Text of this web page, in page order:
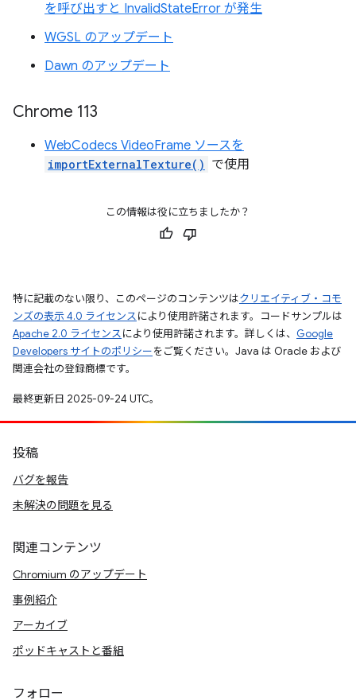
を呼び出すと InvalidStateError が発生
WGSL のアップデート
Dawn のアップデート
Chrome 113
WebCodecs VideoFrame ソースを
importExternalTexture() で使用
この情報は役に立ちましたか？
特に記載のない限り、このページのコンテンツはクリエイティブ・コモ
ンズの表示 4.0 ライセンスにより使用許諾されます。コードサンプルは
Apache 2.0 ライセンスにより使用許諾されます。詳しくは、 Google
Developers サイトのポリシーをご覧ください。Java は Oracle および
関連会社の登録商標です。
最終更新日 2025-09-24 UTC。
投稿
バグを報告
未解決の問題を見る
関連コンテンツ
Chromium のアップデート
事例紹介
アーカイブ
ポッドキャストと番組
フォロー